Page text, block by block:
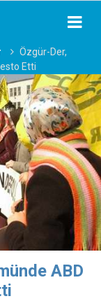
Özgür-Der,
Etti
ABD